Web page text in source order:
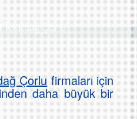
Tekirdağ Çorlu
Çorlufirmaları için
daha büyük bir